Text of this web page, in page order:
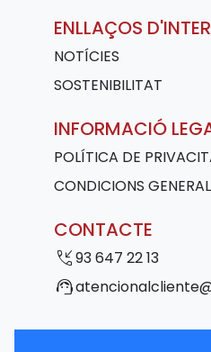
ENLLAÇOS
NOTÍCIES
SOSTENIBILITAT
INFORMACIÓ
POLÍTICA DE
CONDICIONS
CONTACTE
phone_callback93 647 22 13
support_agent